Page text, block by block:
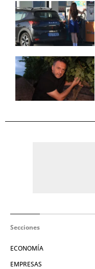
Secciones
ECONOMÍA
EMPRESAS